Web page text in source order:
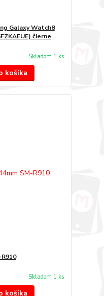
Galaxy Watch8
čierne
Skladom 1 ks
košíka
Skladom 1 ks
košíka